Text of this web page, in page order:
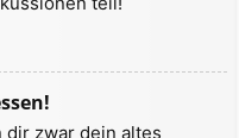
dir zwar dein altes